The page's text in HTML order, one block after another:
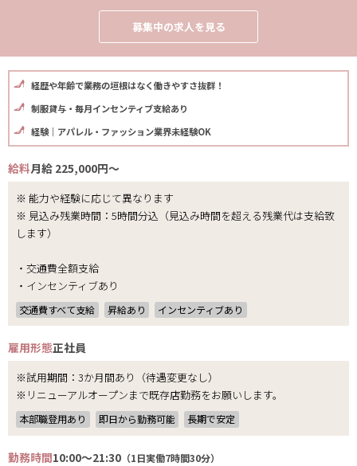
募集中の求人を見る
経歴や年齢で業務の垣根はなく働きやすさ抜群！
制服貸与・毎月インセンティブ支給あり
経験｜アパレル・ファッション業界未経験OK
給料月給 225,000円～
※ 能力や経験に応じて異なります
※ 見込み残業時間：5時間分込（見込み時間を超える残業代は支給致
します）
・交通費全額支給
・インセンティブあり
交通費すべて支給 昇給あり インセンティブあり
雇用形態正社員
※試用期間：3か月間あり（待遇変更なし）
※リニューアルオープンまで既存店勤務をお願いします。
本部職登用あり 即日から勤務可能 長期で安定
勤務時間10:00～21:30 （1日実働7時間30分）